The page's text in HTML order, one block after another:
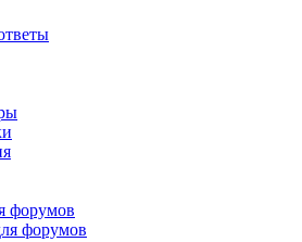
форумов
форумов